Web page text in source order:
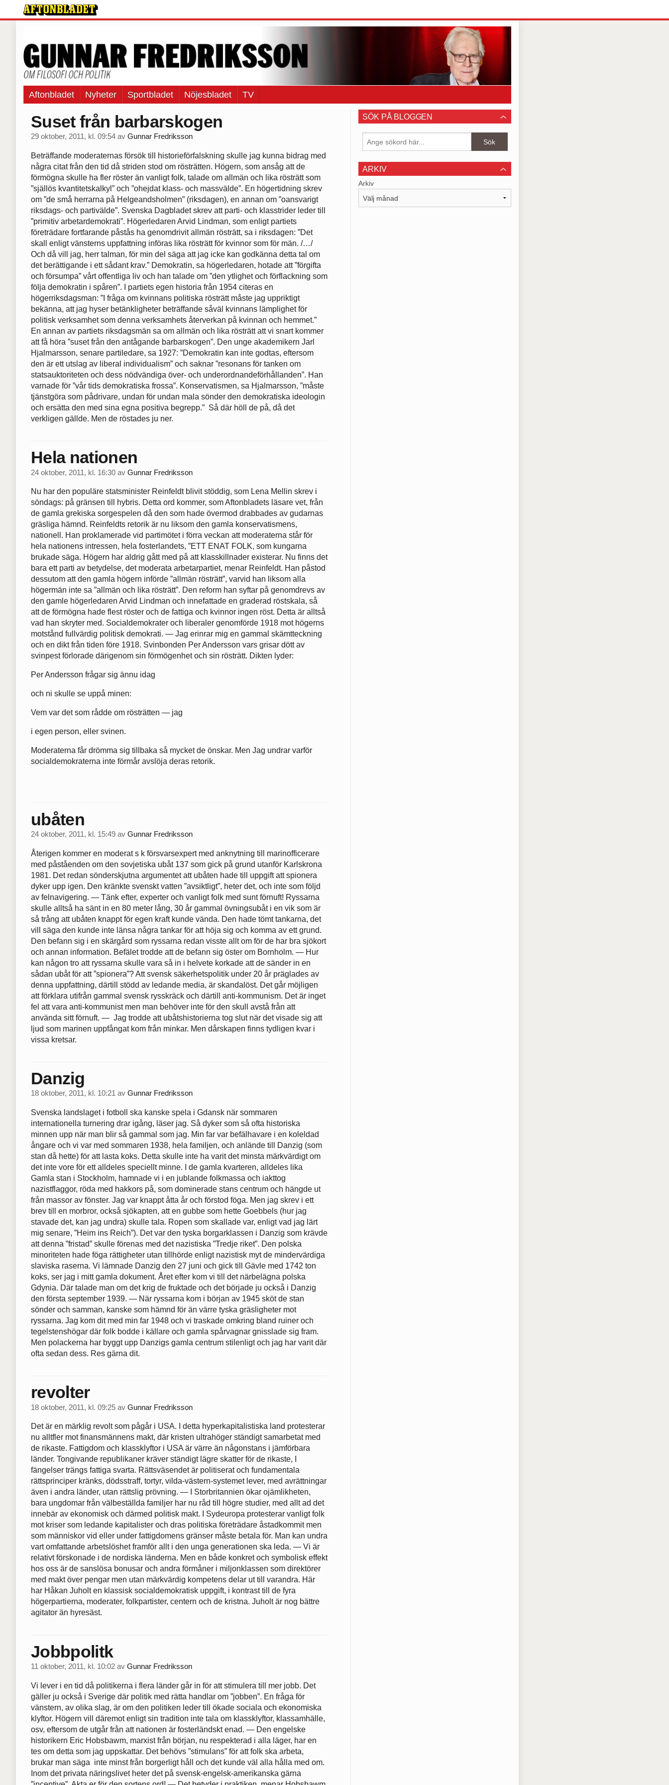
Aftonbladet Nyheter Sportbladet Nöjesbladet TV
Suset från barbarskogen
29 oktober, 2011, kl. 09:54 av Gunnar Fredriksson
Beträffande moderaternas försök till historieförfalskning skulle jag kunna bidrag med
några citat från den tid då striden stod om rösträtten. Högern, som ansåg att de
förmögna skulle ha fler röster än vanligt folk, talade om allmän och lika rösträtt som
”själlös kvantitetskalkyl” och ”ohejdat klass- och massvälde”. En högertidning skrev
om ”de små herrarna på Helgeandsholmen” (riksdagen), en annan om ”oansvarigt
riksdags- och partivälde”. Svenska Dagbladet skrev att parti- och klasstrider leder till
”primitiv arbetardemokrati”. Högerledaren Arvid Lindman, som enligt partiets
företrädare fortfarande påstås ha genomdrivit allmän rösträtt, sa i riksdagen: ”Det
skall enligt vänsterns uppfattning införas lika rösträtt för kvinnor som för män. /…/
Och då vill jag, herr talman, för min del säga att jag icke kan godkänna detta tal om
det berättigande i ett sådant krav.” Demokratin, sa högerledaren, hotade att ”förgifta
och försumpa” vårt offentliga liv och han talade om ”den ytlighet och förflackning som
följa demokratin i spåren”. I partiets egen historia från 1954 citeras en
högerriksdagsman: ”I fråga om kvinnans politiska rösträtt måste jag uppriktigt
bekänna, att jag hyser betänkligheter beträffande såväl kvinnans lämplighet för
politisk verksamhet som denna verksamhets återverkan på kvinnan och hemmet.”
En annan av partiets riksdagsmän sa om allmän och lika rösträtt att vi snart kommer
att få höra ”suset från den antågande barbarskogen”. Den unge akademikern Jarl
Hjalmarsson, senare partiledare, sa 1927: ”Demokratin kan inte godtas, eftersom
den är ett utslag av liberal individualism” och saknar ”resonans för tanken om
statsauktoriteten och dess nödvändiga över- och underordnandeförhållanden”. Han
varnade för ”vår tids demokratiska frossa”. Konservatismen, sa Hjalmarsson, ”måste
tjänstgöra som pådrivare, undan för undan mala sönder den demokratiska ideologin
och ersätta den med sina egna positiva begrepp.” Så där höll de på, då det
verkligen gällde. Men de röstades ju ner.
Hela nationen
24 oktober, 2011, kl. 16:30 av Gunnar Fredriksson
Nu har den populäre statsminister Reinfeldt blivit stöddig, som Lena Mellin skrev i
söndags: på gränsen till hybris. Detta ord kommer, som Aftonbladets läsare vet, från
de gamla grekiska sorgespelen då den som hade övermod drabbades av gudarnas
gräsliga hämnd. Reinfeldts retorik är nu liksom den gamla konservatismens,
nationell. Han proklamerade vid partimötet i förra veckan att moderaterna står för
hela nationens intressen, hela fosterlandets, ”ETT ENAT FOLK, som kungarna
brukade säga. Högern har aldrig gått med på att klasskillnader existerar. Nu finns det
bara ett parti av betydelse, det moderata arbetarpartiet, menar Reinfeldt. Han påstod
dessutom att den gamla högern införde ”allmän rösträtt”, varvid han liksom alla
högermän inte sa ”allmän och lika rösträtt”. Den reform han syftar på genomdrevs av
den gamle högerledaren Arvid Lindman och innefattade en graderad röstskala, så
att de förmögna hade flest röster och de fattiga och kvinnor ingen röst. Detta är alltså
vad han skryter med. Socialdemokrater och liberaler genomförde 1918 mot högerns
motstånd fullvärdig politisk demokrati. — Jag erinrar mig en gammal skämtteckning
och en dikt från tiden före 1918. Svinbonden Per Andersson vars grisar dött av
svinpest förlorade därigenom sin förmögenhet och sin rösträtt. Dikten lyder:
Per Andersson frågar sig ännu idag
och ni skulle se uppå minen:
Vem var det som rådde om rösträtten — jag
i egen person, eller svinen.
Moderaterna får drömma sig tillbaka så mycket de önskar. Men Jag undrar varför
socialdemokraterna inte förmår avslöja deras retorik.
ubåten
24 oktober, 2011, kl. 15:49 av Gunnar Fredriksson
Återigen kommer en moderat s k försvarsexpert med anknytning till marinofficerare
med påståenden om den sovjetiska ubåt 137 som gick på grund utanför Karlskrona
1981. Det redan sönderskjutna argumentet att ubåten hade till uppgift att spionera
dyker upp igen. Den kränkte svenskt vatten ”avsiktligt”, heter det, och inte som följd
av felnavigering. — Tänk efter, experter och vanligt folk med sunt förnuft! Ryssarna
skulle alltså ha sänt in en 80 meter lång, 30 år gammal övningsubåt i en vik som är
så trång att ubåten knappt för egen kraft kunde vända. Den hade tömt tankarna, det
vill säga den kunde inte länsa några tankar för att höja sig och komma av ett grund.
Den befann sig i en skärgård som ryssarna redan visste allt om för de har bra sjökort
och annan information. Befälet trodde att de befann sig öster om Bornholm. — Hur
kan någon tro att ryssarna skulle vara så in i helvete korkade att de sänder in en
sådan ubåt för att ”spionera”? Att svensk säkerhetspolitik under 20 år präglades av
denna uppfattning, därtill stödd av ledande media, är skandalöst. Det går möjligen
att förklara utifrån gammal svensk rysskräck och därtill anti-kommunism. Det är inget
fel att vara anti-kommunist men man behöver inte för den skull avstå från att
använda sitt förnuft. — Jag trodde att ubåtshistorierna tog slut när det visade sig att
ljud som marinen uppfångat kom från minkar. Men dårskapen finns tydligen kvar i
vissa kretsar.
Danzig
18 oktober, 2011, kl. 10:21 av Gunnar Fredriksson
Svenska landslaget i fotboll ska kanske spela i Gdansk när sommaren
internationella turnering drar igång, läser jag. Så dyker som så ofta historiska
minnen upp när man blir så gammal som jag. Min far var befälhavare i en koleldad
ångare och vi var med sommaren 1938, hela familjen, och anlände till Danzig (som
stan då hette) för att lasta koks. Detta skulle inte ha varit det minsta märkvärdigt om
det inte vore för ett alldeles speciellt minne. I de gamla kvarteren, alldeles lika
Gamla stan i Stockholm, hamnade vi i en jublande folkmassa och iakttog
nazistflaggor, röda med hakkors på, som dominerade stans centrum och hängde ut
från massor av fönster. Jag var knappt åtta år och förstod föga. Men jag skrev i ett
brev till en morbror, också sjökapten, att en gubbe som hette Goebbels (hur jag
stavade det, kan jag undra) skulle tala. Ropen som skallade var, enligt vad jag lärt
mig senare, ”Heim ins Reich”). Det var den tyska borgarklassen i Danzig som krävde
att denna ”fristad” skulle förenas med det nazistiska ”Tredje riket”. Den polska
minoriteten hade föga rättigheter utan tillhörde enligt nazistisk myt de mindervärdiga
slaviska raserna. Vi lämnade Danzig den 27 juni och gick till Gävle med 1742 ton
koks, ser jag i mitt gamla dokument. Året efter kom vi till det närbelägna polska
Gdynia. Där talade man om det krig de fruktade och det började ju också i Danzig
den första september 1939. — När ryssarna kom i början av 1945 sköt de stan
sönder och samman, kanske som hämnd för än värre tyska gräsligheter mot
ryssarna. Jag kom dit med min far 1948 och vi traskade omkring bland ruiner och
tegelstenshögar där folk bodde i källare och gamla spårvagnar gnisslade sig fram.
Men polackerna har byggt upp Danzigs gamla centrum stilenligt och jag har varit där
ofta sedan dess. Res gärna dit.
revolter
18 oktober, 2011, kl. 09:25 av Gunnar Fredriksson
Det är en märklig revolt som pågår i USA. I detta hyperkapitalistiska land protesterar
nu alltfler mot finansmännens makt, där kristen ultrahöger ständigt samarbetat med
de rikaste. Fattigdom och klassklyftor i USA är värre än någonstans i jämförbara
länder. Tongivande republikaner kräver ständigt lägre skatter för de rikaste, I
fängelser trängs fattiga svarta. Rättsväsendet är politiserat och fundamentala
rättsprinciper kränks, dödsstraff, tortyr, vilda-västern-systemet lever, med avrättningar
även i andra länder, utan rättslig prövning. — I Storbritannien ökar ojämlikheten,
bara ungdomar från välbeställda familjer har nu råd till högre studier, med allt ad det
innebär av ekonomisk och därmed politisk makt. I Sydeuropa protesterar vanligt folk
mot kriser som ledande kapitalister och dras politiska företrädare åstadkommit men
som människor vid eller under fattigdomens gränser måste betala för. Man kan undra
vart omfattande arbetslöshet framför allt i den unga generationen ska leda. — Vi är
relativt förskonade i de nordiska länderna. Men en både konkret och symbolisk effekt
hos oss är de sanslösa bonusar och andra förmåner i miljonklassen som direktörer
med makt över pengar men utan märkvärdig kompetens delar ut till varandra. Här
har Håkan Juholt en klassisk socialdemokratisk uppgift, i kontrast till de fyra
högerpartierna, moderater, folkpartister, centern och de kristna. Juholt är nog bättre
agitator än hyresäst.
Jobbpolitk
11 oktober, 2011, kl. 10:02 av Gunnar Fredriksson
Vi lever i en tid då politikerna i flera länder går in för att stimulera till mer jobb. Det
gäller ju också i Sverige där politik med rätta handlar om ”jobben”. En fråga för
vänstern, av olika slag, är om den politiken leder till ökade sociala och ekonomiska
klyftor. Högern vill däremot enligt sin tradition inte tala om klassklyftor, klassamhälle,
osv, eftersom de utgår från att nationen är fosterländskt enad. — Den engelske
historikern Eric Hobsbawm, marxist från början, nu respekterad i alla läger, har en
tes om detta som jag uppskattar. Det behövs ”stimulans” för att folk ska arbeta,
brukar man säga inte minst från borgerligt håll och det kunde väl alla hålla med om.
Inom det privata näringslivet heter det på svensk-engelsk-amerikanska gärna
SÖK PÅ BLOGGEN
ARKIV
Arkiv